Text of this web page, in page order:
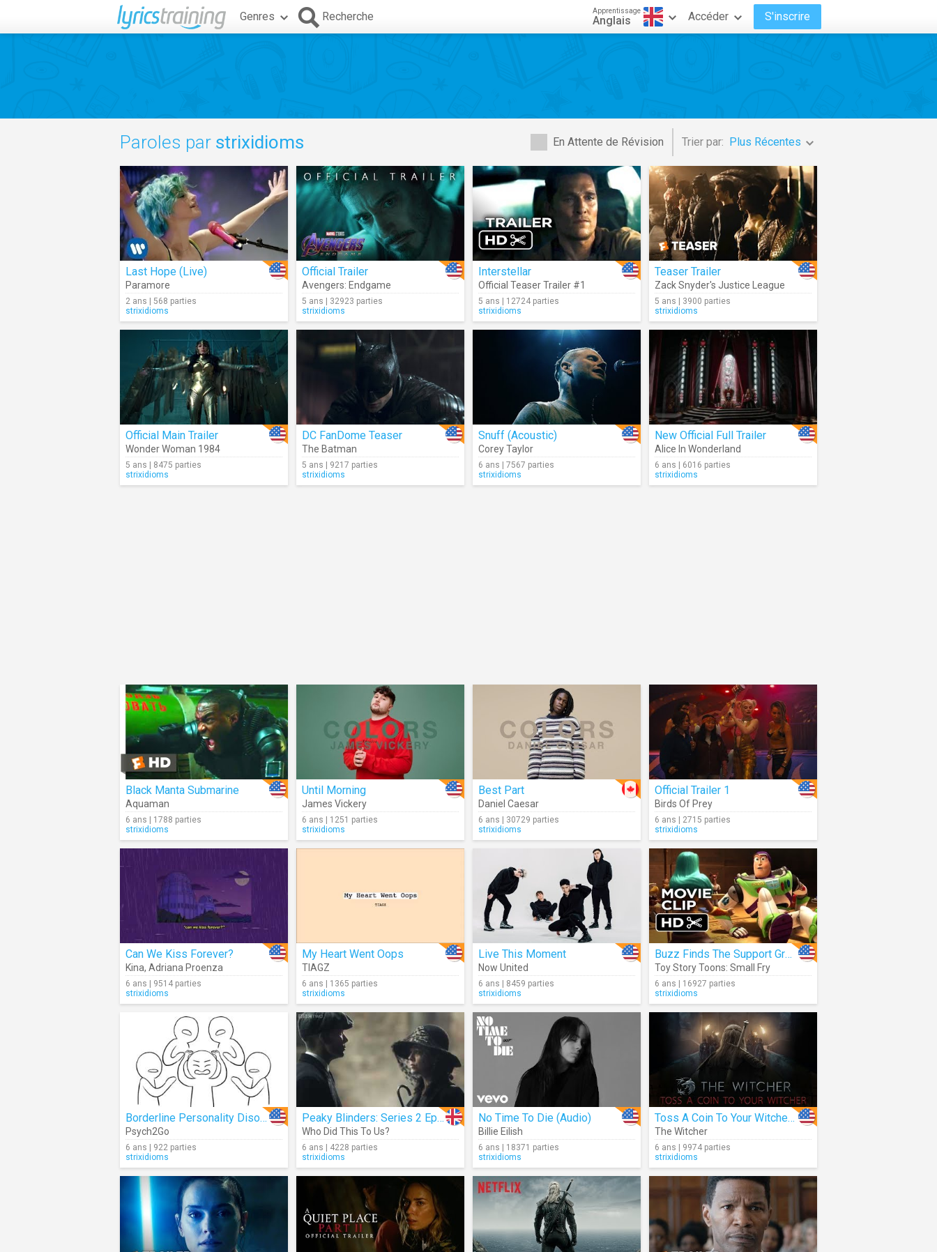
Genres Recherche Apprentissage
Anglais Accéder S'inscrire
En Attente de Révision Trier par: Plus Récentes
Paroles par strixidioms
Last Hope (Live)
Paramore
2 ans | 568 parties
strixidioms
Official Trailer
Avengers: Endgame
5 ans | 32923 parties
strixidioms
Interstellar
Official Teaser Trailer #1
5 ans | 12724 parties
strixidioms
Teaser Trailer
Zack Snyder's Justice League
5 ans | 3900 parties
strixidioms
Official Main Trailer
Wonder Woman 1984
5 ans | 8475 parties
strixidioms
DC FanDome Teaser
The Batman
5 ans | 9217 parties
strixidioms
Snuff (Acoustic)
Corey Taylor
6 ans | 7567 parties
strixidioms
New Official Full Trailer
Alice In Wonderland
6 ans | 6016 parties
strixidioms
Black Manta Submarine
Aquaman
6 ans | 1788 parties
strixidioms
Until Morning
James Vickery
6 ans | 1251 parties
strixidioms
Best Part
Daniel Caesar
6 ans | 30729 parties
strixidioms
Official Trailer 1
Birds Of Prey
6 ans | 2715 parties
strixidioms
Can We Kiss Forever?
Kina, Adriana Proenza
6 ans | 9514 parties
strixidioms
My Heart Went Oops
TIAGZ
6 ans | 1365 parties
strixidioms
Live This Moment
Now United
6 ans | 8459 parties
strixidioms
Buzz Finds The Support Group
Toy Story Toons: Small Fry
6 ans | 16927 parties
strixidioms
Borderline Personality Disorder... What Is It?
Psych2Go
6 ans | 922 parties
strixidioms
Peaky Blinders: Series 2 Episode 1 Preview
Who Did This To Us?
6 ans | 4228 parties
strixidioms
No Time To Die (Audio)
Billie Eilish
6 ans | 18371 parties
strixidioms
Toss A Coin To Your Witcher (Jaskier Song)
The Witcher
6 ans | 9974 parties
strixidioms